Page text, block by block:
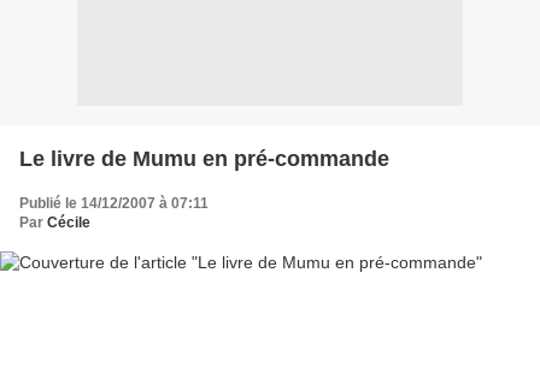
Le livre de Mumu en pré-commande
Publié le 14/12/2007 à 07:11
Par Cécile